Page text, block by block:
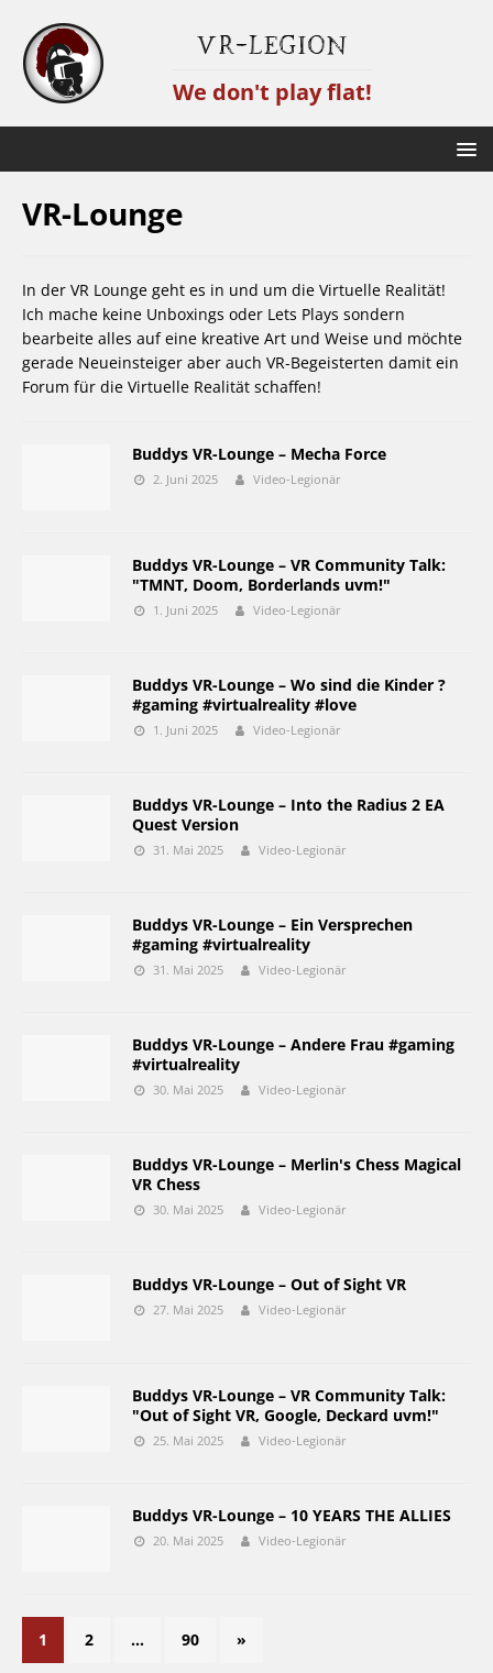
VR-Legion
We don't play flat!
VR-Lounge
In der VR Lounge geht es in und um die Virtuelle Realität!
Ich mache keine Unboxings oder Lets Plays sondern
bearbeite alles auf eine kreative Art und Weise und möchte
gerade Neueinsteiger aber auch VR-Begeisterten damit ein
Forum für die Virtuelle Realität schaffen!
Buddys VR-Lounge – Mecha Force
2. Juni 2025 Video-Legionär
Buddys VR-Lounge – VR Community Talk:
"TMNT, Doom, Borderlands uvm!"
1. Juni 2025 Video-Legionär
Buddys VR-Lounge – Wo sind die Kinder ?
#gaming #virtualreality #love
1. Juni 2025 Video-Legionär
Buddys VR-Lounge – Into the Radius 2 EA
Quest Version
31. Mai 2025 Video-Legionär
Buddys VR-Lounge – Ein Versprechen
#gaming #virtualreality
31. Mai 2025 Video-Legionär
Buddys VR-Lounge – Andere Frau #gaming
#virtualreality
30. Mai 2025 Video-Legionär
Buddys VR-Lounge – Merlin's Chess Magical
VR Chess
30. Mai 2025 Video-Legionär
Buddys VR-Lounge – Out of Sight VR
27. Mai 2025 Video-Legionär
Buddys VR-Lounge – VR Community Talk:
"Out of Sight VR, Google, Deckard uvm!"
25. Mai 2025 Video-Legionär
Buddys VR-Lounge – 10 YEARS THE ALLIES
20. Mai 2025 Video-Legionär
1 2 … 90 »